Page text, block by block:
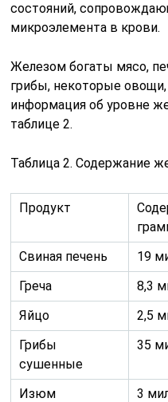
состояний,
микроэлемента в крови.
Железом богаты мясо,
грибы, некоторые овощи,
информация об уровне
таблице 2.
Таблица 2. Содержание
Продукт
Свиная печень
19
Греча
8,3
Яйцо
2,5
Грибы
сушенные
35
Изюм
3